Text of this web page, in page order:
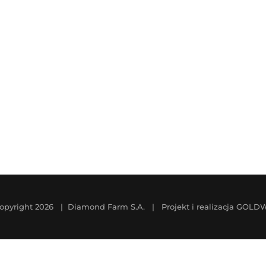
2026 | Diamond Farm S.A. | Projekt i realizacja